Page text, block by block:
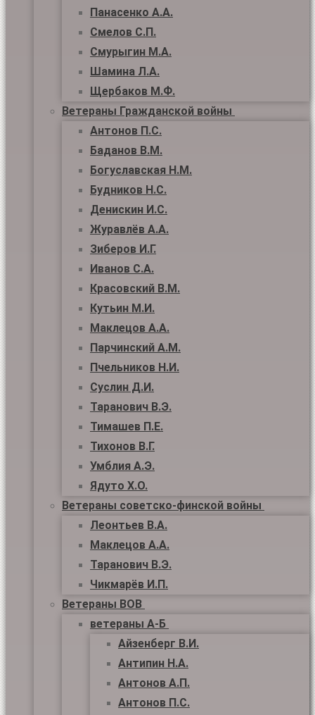
Панасенко А.А.
Смелов С.П.
Смурыгин М.А.
Шамина Л.А.
Щербаков М.Ф.
Ветераны Гражданской войны
Антонов П.С.
Баданов В.М.
Богуславская Н.М.
Будников Н.С.
Денискин И.С.
Журавлёв А.А.
Зиберов И.Г.
Иванов С.А.
Красовский В.М.
Кутьин М.И.
Маклецов А.А.
Парчинский А.М.
Пчельников Н.И.
Суслин Д.И.
Таранович В.Э.
Тимашев П.Е.
Тихонов В.Г.
Умблия А.Э.
Ядуто Х.О.
Ветераны советско-финской войны
Леонтьев В.А.
Маклецов А.А.
Таранович В.Э.
Чикмарёв И.П.
Ветераны ВОВ
ветераны А-Б
Айзенберг В.И.
Антипин Н.А.
Антонов А.П.
Антонов П.С.